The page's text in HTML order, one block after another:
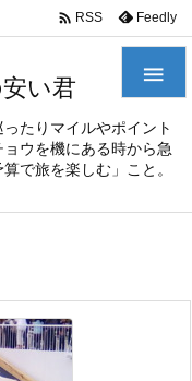
い君
たりマイルやポイント
ウを機にある時から急
で旅を楽しむ」こと。

 RSS Feedly